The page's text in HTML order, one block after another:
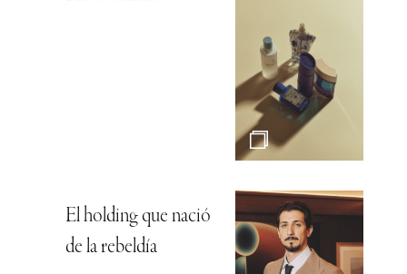
El holding que nació
de la rebeldía